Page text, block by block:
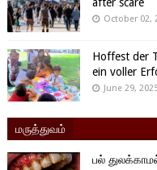
October 02,
Hoffest der
ein voller
June 29,
மருத்துவம்
பல்